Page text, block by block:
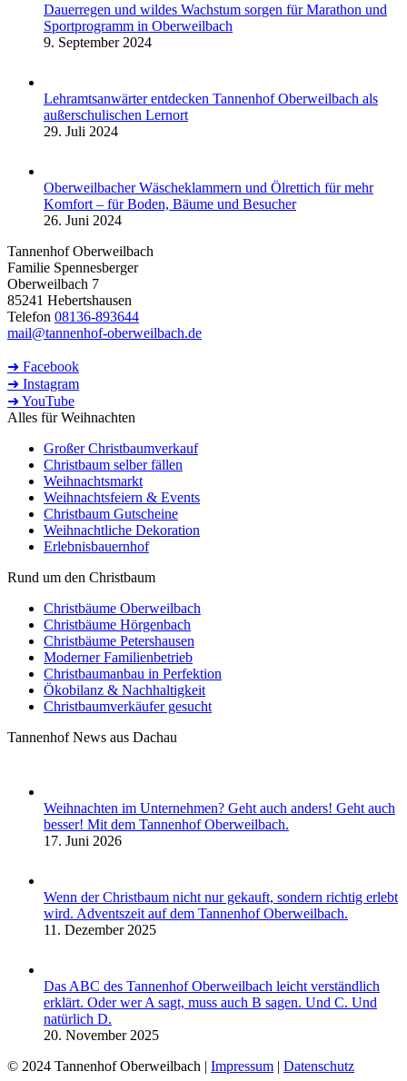
Dauerregen und wildes Wachstum sorgen für Marathon und
Sportprogramm in Oberweilbach
9. September 2024
Lehramtsanwärter entdecken Tannenhof Oberweilbach als
außerschulischen Lernort
29. Juli 2024
Oberweilbacher Wäscheklammern und Ölrettich für mehr
Komfort – für Boden, Bäume und Besucher
26. Juni 2024
Tannenhof Oberweilbach
Familie Spennesberger
Oberweilbach 7
85241 Hebertshausen
Telefon 08136-893644
mail@tannenhof-oberweilbach.de
➜ Facebook
➜ Instagram
➜ YouTube
Alles für Weihnachten
Großer Christbaumverkauf
Christbaum selber fällen
Weihnachtsmarkt
Weihnachtsfeiern & Events
Christbaum Gutscheine
Weihnachtliche Dekoration
Erlebnisbauernhof
Rund um den Christbaum
Christbäume Oberweilbach
Christbäume Hörgenbach
Christbäume Petershausen
Moderner Familienbetrieb
Christbaumanbau in Perfektion
Ökobilanz & Nachhaltigkeit
Christbaumverkäufer gesucht
Tannenhof News aus Dachau
Weihnachten im Unternehmen? Geht auch anders! Geht auch
besser! Mit dem Tannenhof Oberweilbach.
17. Juni 2026
Wenn der Christbaum nicht nur gekauft, sondern richtig erlebt
wird. Adventszeit auf dem Tannenhof Oberweilbach.
11. Dezember 2025
Das ABC des Tannenhof Oberweilbach leicht verständlich
erklärt. Oder wer A sagt, muss auch B sagen. Und C. Und
natürlich D.
20. November 2025
© 2024 Tannenhof Oberweilbach | Impressum | Datenschutz